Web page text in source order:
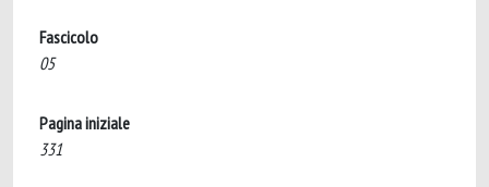
Fascicolo
05
Pagina iniziale
331